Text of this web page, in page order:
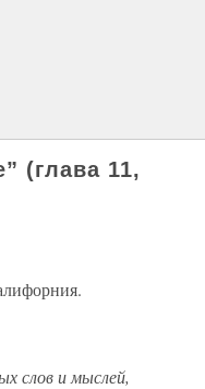
(глава 11,
слов и мыслей,